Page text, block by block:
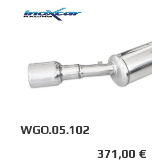
WGO.05.102
371,00 €